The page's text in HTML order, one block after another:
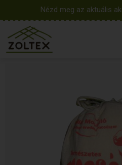
Nézd meg az aktuális